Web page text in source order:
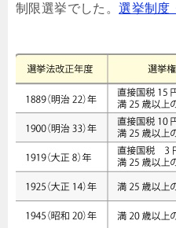
制限選挙でした。選挙制度